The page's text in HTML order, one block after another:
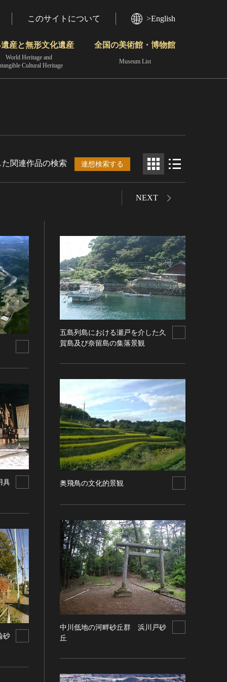
このサイトについて >English
産と無形文化遺産
World Heritage and
Cultural Heritage
全国の美術館・博物館
Museum List
関連作品の検索 連想検索する
NEXT
具
砂
五島列島における瀬戸を介した久
賀島及び奈留島の集落景観
奥飛鳥の文化的景観
中川低地の河畔砂丘群 浜川戸砂
丘